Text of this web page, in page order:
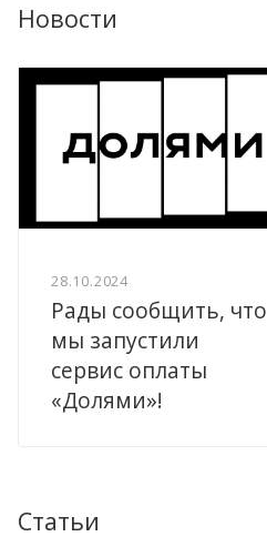
Новости
28.10.2024
Рады сообщить, что
мы запустили
сервис оплаты
«Долями»!
Статьи